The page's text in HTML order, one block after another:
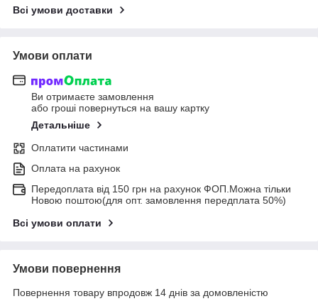
Всі умови доставки
Умови оплати
Ви отримаєте замовлення
або гроші повернуться на вашу картку
Детальніше
Оплатити частинами
Оплата на рахунок
Передоплата від 150 грн на рахунок ФОП.Можна тільки
Новою поштою(для опт. замовлення передплата 50%)
Всі умови оплати
Умови повернення
Повернення товару впродовж 14 днів за домовленістю